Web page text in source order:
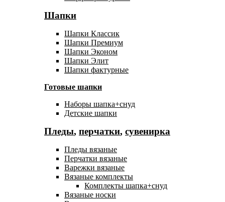
Шапки
Шапки Классик
Шапки Премиум
Шапки Эконом
Шапки Элит
Шапки фактурные
Готовые шапки
Наборы шапка+снуд
Детские шапки
Пледы, перчатки, сувенирка
Пледы вязаные
Перчатки вязаные
Варежки вязаные
Вязаные комплекты
Комплекты шапка+снуд
Вязаные носки